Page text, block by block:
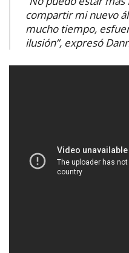
compartir mi nuevo
mucho tiempo,
ilusión”, expresó